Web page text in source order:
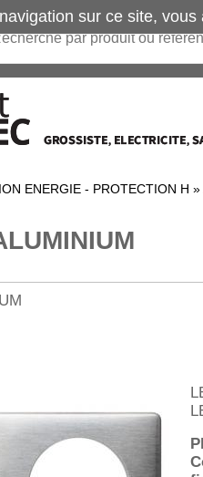
ENERGIE - PROTECTION H »
sur ce site,